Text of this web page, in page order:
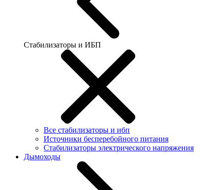
Стабилизаторы и ИБП
Все стабилизаторы и ибп
Источники бесперебойного питания
Стабилизаторы электрического напряжения
Дымоходы